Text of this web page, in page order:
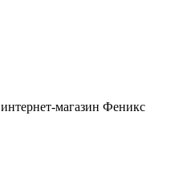
интернет-магазин Феникс